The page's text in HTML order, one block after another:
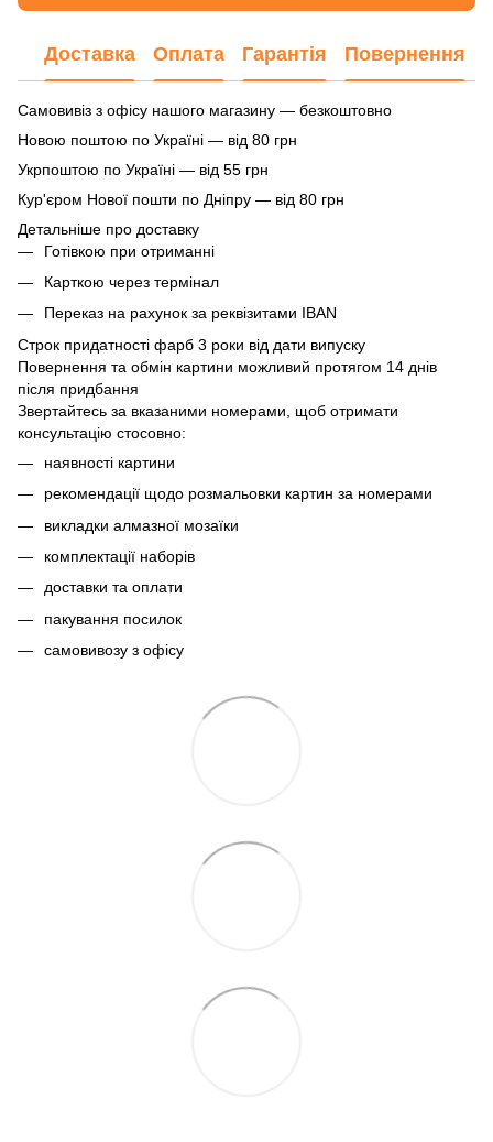
Доставка Оплата Гарантія Повернення
Самовивіз з офісу нашого магазину — безкоштовно
Новою поштою по Україні — від 80 грн
Укрпоштою по Україні — від 55 грн
Кур'єром Нової пошти по Дніпру — від 80 грн
Детальніше про доставку
Готівкою при отриманні
Карткою через термінал
Переказ на рахунок за реквізитами IBAN
Строк придатності фарб 3 роки від дати випуску
Повернення та обмін картини можливий протягом 14 днів
після придбання
Звертайтесь за вказаними номерами, щоб отримати
консультацію стосовно:
наявності картини
рекомендації щодо розмальовки картин за номерами
викладки алмазної мозаїки
комплектації наборів
доставки та оплати
пакування посилок
самовивозу з офісу